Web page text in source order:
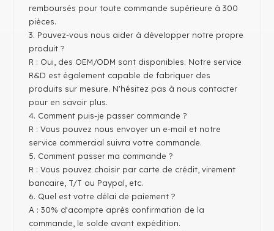
remboursés pour toute commande supérieure à 300
pièces.
3. Pouvez-vous nous aider à développer notre propre
produit ?
R : Oui, des OEM/ODM sont disponibles. Notre service
R&D est également capable de fabriquer des
produits sur mesure. N'hésitez pas à nous contacter
pour en savoir plus.
4. Comment puis-je passer commande ?
R : Vous pouvez nous envoyer un e-mail et notre
service commercial suivra votre commande.
5. Comment passer ma commande ?
R : Vous pouvez choisir par carte de crédit, virement
bancaire, T/T ou Paypal, etc.
6. Quel est votre délai de paiement ?
A : 30% d'acompte après confirmation de la
commande, le solde avant expédition.